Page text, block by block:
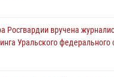
Росгвардии вручена
Уральского федерального